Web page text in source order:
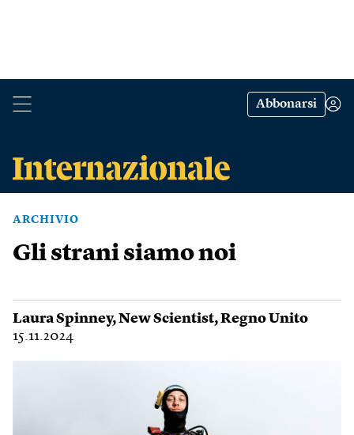
Abbonarsi
ARCHIVIO
Gli strani siamo noi
Laura Spinney,New Scientist,Regno Unito
15.11.2024